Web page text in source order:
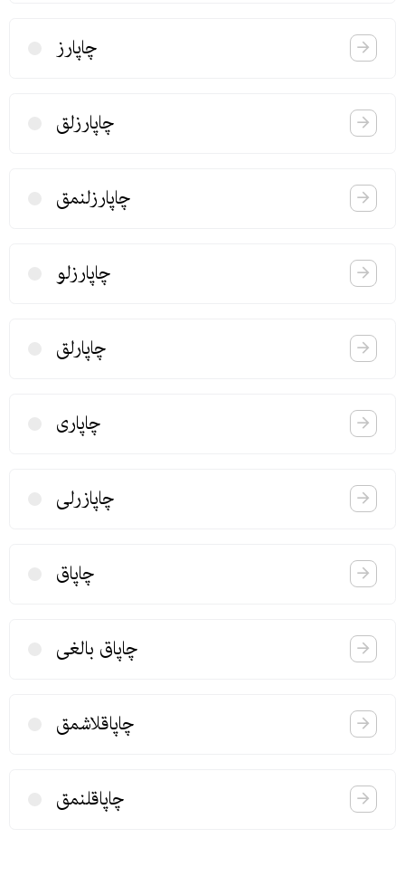
چاپارز
چاپارزلق
چاپارزلنمق
چاپارزلو
چاپارلق
چاپاری
چاپازرلی
چاپاق
چاپاق بالغی
چاپاقلاشمق
چاپاقلنمق